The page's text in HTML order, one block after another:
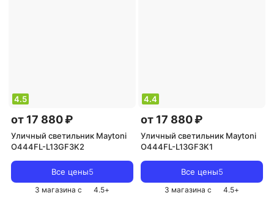
4.5
от 17 880 ₽
Уличный светильник Maytoni
O444FL-L13GF3K2
Все цены5
3 магазина с 4.5+
4.4
от 17 880 ₽
Уличный светильник Maytoni
O444FL-L13GF3K1
Все цены5
3 магазина с 4.5+